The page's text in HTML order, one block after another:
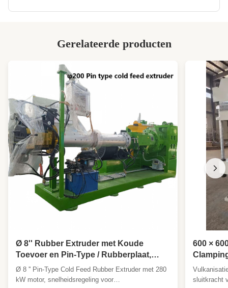
Gerelateerde producten
Ø 8'' Rubber Extruder met Koude
Toevoer en Pin-Type / Rubberplaat,
Bandenprofiel Extruder
Ø 8 '' Pin-Type Cold Feed Rubber Extruder met 280
kW motor, snelheidsregeling voor
600 ×
Press
sluitkracht